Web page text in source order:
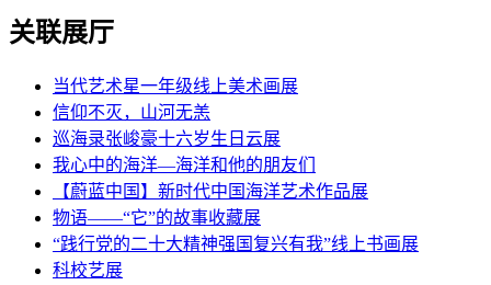
关联展厅
当代艺术星一年级线上美术画展
信仰不灭，山河无恙
巡海录张峻豪十六岁生日云展
我心中的海洋—海洋和他的朋友们
【蔚蓝中国】新时代中国海洋艺术作品展
物语——“它”的故事收藏展
“践行党的二十大精神强国复兴有我”线上书画展
科校艺展